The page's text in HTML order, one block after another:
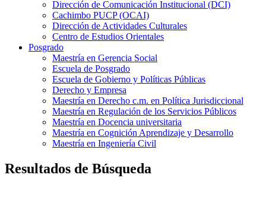
Dirección de Comunicación Institucional (DCI)
Cachimbo PUCP (OCAI)
Dirección de Actividades Culturales
Centro de Estudios Orientales
Posgrado
Maestría en Gerencia Social
Escuela de Posgrado
Escuela de Gobierno y Políticas Públicas
Derecho y Empresa
Maestría en Derecho c.m. en Política Jurisdiccional
Maestría en Regulación de los Servicios Públicos
Maestría en Docencia universitaria
Maestría en Cognición Aprendizaje y Desarrollo
Maestría en Ingeniería Civil
Resultados de Búsqueda